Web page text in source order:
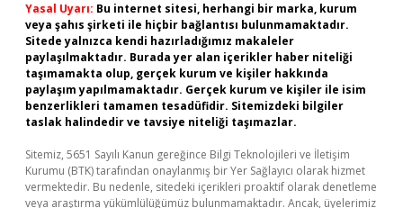
Yasal Uyarı: Bu internet sitesi, herhangi bir marka, kurum
veya şahıs şirketi ile hiçbir bağlantısı bulunmamaktadır.
Sitede yalnızca kendi hazırladığımız makaleler
paylaşılmaktadır. Burada yer alan içerikler haber niteliği
taşımamakta olup, gerçek kurum ve kişiler hakkında
paylaşım yapılmamaktadır. Gerçek kurum ve kişiler ile isim
benzerlikleri tamamen tesadüfidir. Sitemizdeki bilgiler
taslak halindedir ve tavsiye niteliği taşımazlar.
Sitemiz, 5651 Sayılı Kanun gereğince Bilgi Teknolojileri ve İletişim
Kurumu (BTK) tarafından onaylanmış bir Yer Sağlayıcı olarak hizmet
vermektedir. Bu nedenle, sitedeki içerikleri proaktif olarak denetleme
veya araştırma yükümlülüğümüz bulunmamaktadır. Ancak, üyelerimiz